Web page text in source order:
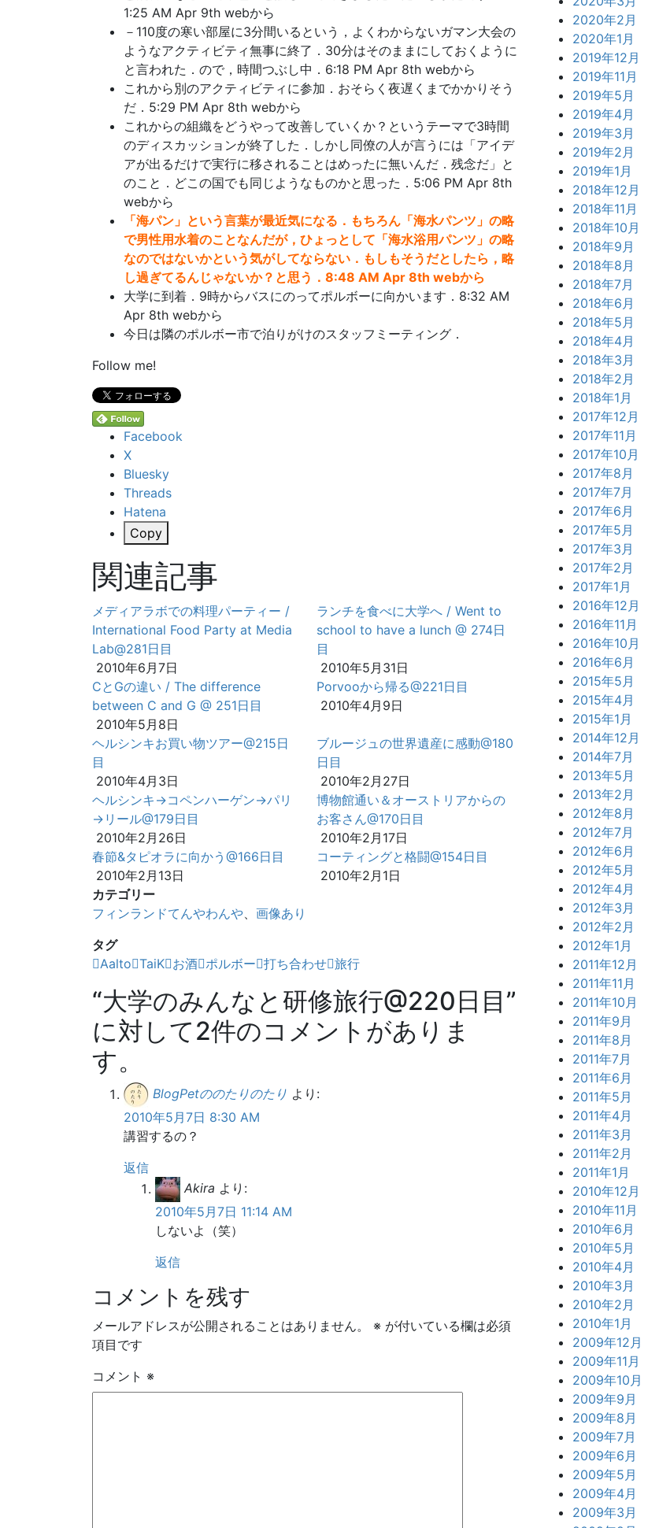
1:25 AM Apr 9th webから
－110度の寒い部屋に3分間いるという，よくわからないガマン大会の
ようなアクティビティ無事に終了．30分はそのままにしておくように
と言われた．ので，時間つぶし中．6:18 PM Apr 8th webから
これから別のアクティビティに参加．おそらく夜遅くまでかかりそう
だ．5:29 PM Apr 8th webから
これからの組織をどうやって改善していくか？というテーマで3時間
のディスカッションが終了した．しかし同僚の人が言うには「アイデ
アが出るだけで実行に移されることはめったに無いんだ．残念だ」と
のこと．どこの国でも同じようなものかと思った．5:06 PM Apr 8th
webから
「海パン」という言葉が最近気になる．もちろん「海水パンツ」の略
で男性用水着のことなんだが，ひょっとして「海水浴用パンツ」の略
なのではないかという気がしてならない．もしもそうだとしたら，略
し過ぎてるんじゃないか？と思う．8:48 AM Apr 8th webから
大学に到着．9時からバスにのってポルボーに向かいます．8:32 AM
Apr 8th webから
今日は隣のポルボー市で泊りがけのスタッフミーティング．
Follow me!
Facebook
X
Bluesky
Threads
Hatena
Copy
関連記事
メディアラボでの料理パーティー /
International Food Party at Media
Lab@281日目
2010年6月7日
ランチを食べに大学へ / Went to
school to have a lunch @ 274日
目
2010年5月31日
CとGの違い / The difference
between C and G @ 251日目
2010年5月8日
Porvooから帰る@221日目
2010年4月9日
ヘルシンキお買い物ツアー@215日
目
2010年4月3日
ブルージュの世界遺産に感動@180
日目
2010年2月27日
ヘルシンキ→コペンハーゲン→パリ
→リール@179日目
2010年2月26日
博物館通い＆オーストリアからの
お客さん@170日目
2010年2月17日
春節&タピオラに向かう@166日目
2010年2月13日
コーティングと格闘@154日目
2010年2月1日
カテゴリー
フィンランドてんやわんや、 画像あり
タグ
Aalto TaiK お酒 ポルボー 打ち合わせ 旅行
“大学のみんなと研修旅行@220日目”
に対して2件のコメントがありま
す。
BlogPetののたりのたり より:
2010年5月7日 8:30 AM
講習するの？
返信
Akira より:
2010年5月7日 11:14 AM
しないよ（笑）
返信
コメントを残す
メールアドレスが公開されることはありません。 ※ が付いている欄は必須
項目です
コメント ※
2020年2月
2020年1月
2019年12月
2019年11月
2019年5月
2019年4月
2019年3月
2019年2月
2019年1月
2018年12月
2018年11月
2018年10月
2018年9月
2018年8月
2018年7月
2018年6月
2018年5月
2018年4月
2018年3月
2018年2月
2018年1月
2017年12月
2017年11月
2017年10月
2017年8月
2017年7月
2017年6月
2017年5月
2017年3月
2017年2月
2017年1月
2016年12月
2016年11月
2016年10月
2016年6月
2015年5月
2015年4月
2015年1月
2014年12月
2014年7月
2013年5月
2013年2月
2012年8月
2012年7月
2012年6月
2012年5月
2012年4月
2012年3月
2012年2月
2012年1月
2011年12月
2011年11月
2011年10月
2011年9月
2011年8月
2011年7月
2011年6月
2011年5月
2011年4月
2011年3月
2011年2月
2011年1月
2010年12月
2010年11月
2010年6月
2010年5月
2010年4月
2010年3月
2010年2月
2010年1月
2009年12月
2009年11月
2009年10月
2009年9月
2009年8月
2009年7月
2009年6月
2009年5月
2009年4月
2009年3月